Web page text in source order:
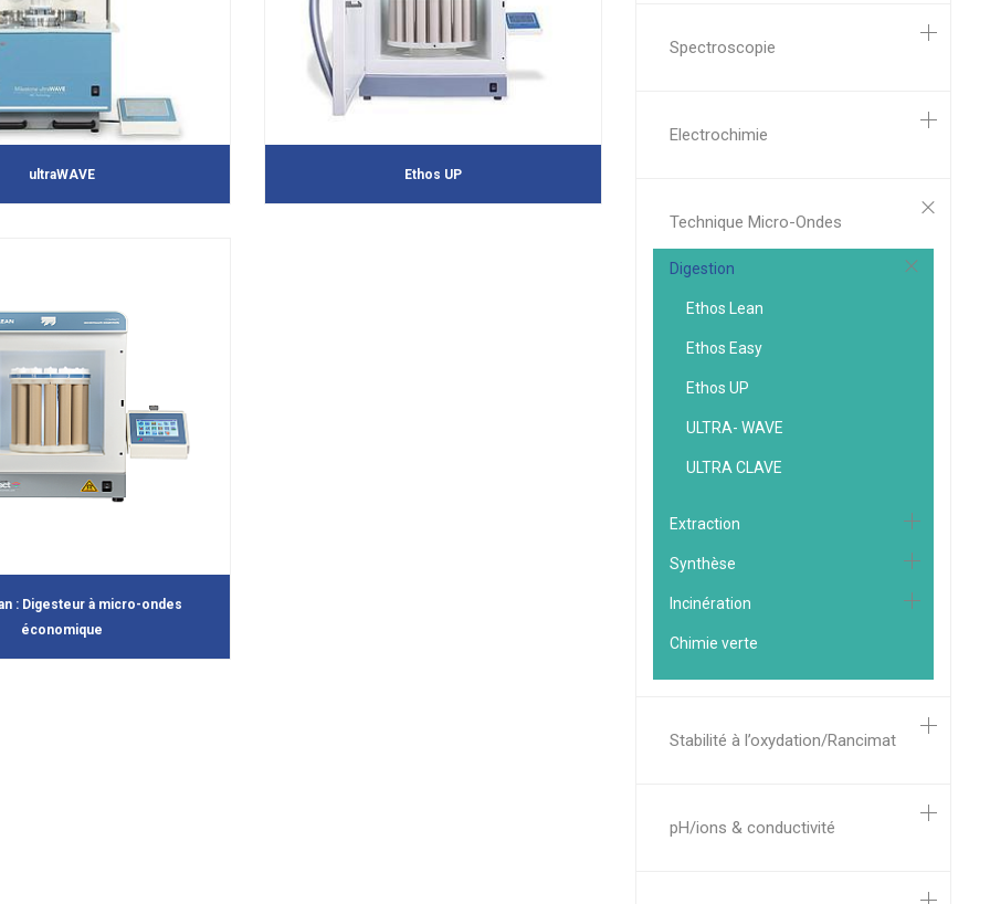
Spectroscopie
Electrochimie
Technique Micro-Ondes
Digestion
Ethos Lean
Ethos Easy
Ethos UP
ULTRA- WAVE
ULTRA CLAVE
Extraction
Synthèse
Incinération
Chimie verte
Stabilité à l’oxydation/Rancimat
pH/ions & conductivité
ultraWAVE Ethos UP
: Digesteur à micro-ondes
économique